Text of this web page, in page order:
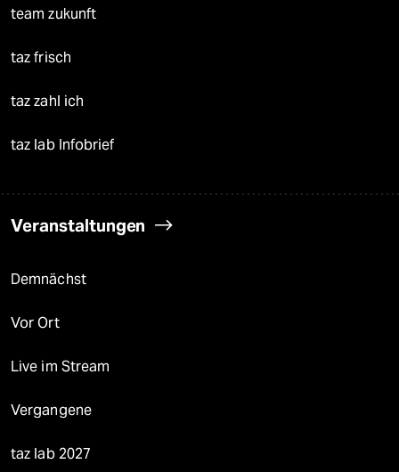
team zukunft
taz frisch
taz zahl ich
taz lab Infobrief
Veranstaltungen
Demnächst
Vor Ort
Live im Stream
Vergangene
taz lab 2027